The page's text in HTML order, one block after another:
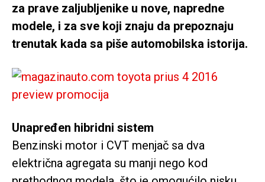
za prave zaljubljenike u nove, napredne
modele, i za sve koji znaju da prepoznaju
trenutak kada sa piše automobilska istorija.
Unapređen hibridni sistem
Benzinski motor i CVT menjač sa dva
električna agregata su manji nego kod